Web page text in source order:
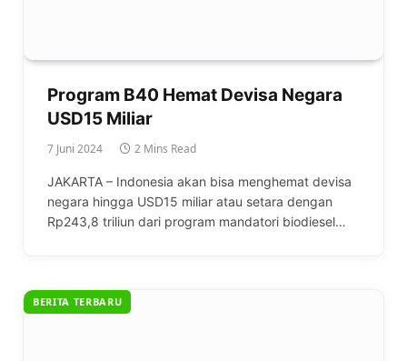
Program B40 Hemat Devisa Negara
USD15 Miliar
7 Juni 2024 2 Mins Read
JAKARTA – Indonesia akan bisa menghemat devisa
negara hingga USD15 miliar atau setara dengan
Rp243,8 triliun dari program mandatori biodiesel…
BERITA TERBARU